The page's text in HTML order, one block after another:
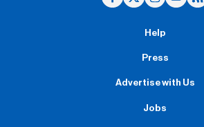
Help
Press
Advertise with Us
Jobs